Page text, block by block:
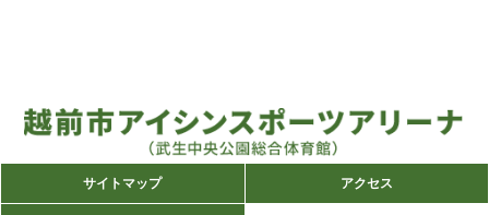
サイトマップ アクセス
サイトマップ アクセス